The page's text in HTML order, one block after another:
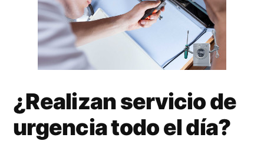
¿Realizan servicio de
urgencia todo el día?